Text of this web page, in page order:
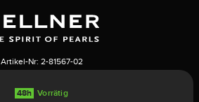
Artikel-Nr: 2-81567-02
48h Vorrätig